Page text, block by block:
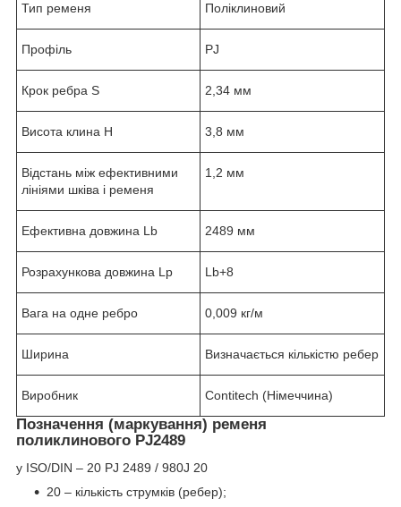
Тип ременя Поліклиновий
Профіль PJ
Крок ребра S 2,34 мм
Висота клина H 3,8 мм
Відстань між ефективними
лініями шківа і ременя
1,2 мм
Ефективна довжина Lb 2489 мм
Розрахункова довжина Lp Lb+8
Вага на одне ребро 0,009 кг/м
Ширина Визначається кількістю ребер
Виробник Contitech (Німеччина)
Позначення (маркування) ременя
поликлинового PJ2489
у ISO/DIN – 20 PJ 2489 / 980J 20
20 – кількість струмків (ребер);